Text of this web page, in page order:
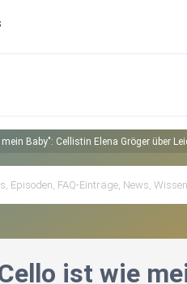
Baby": Cellistin Elena Gröger über
ist wie